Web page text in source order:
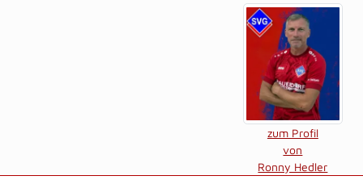
zum Profil
von
Ronny Hedler